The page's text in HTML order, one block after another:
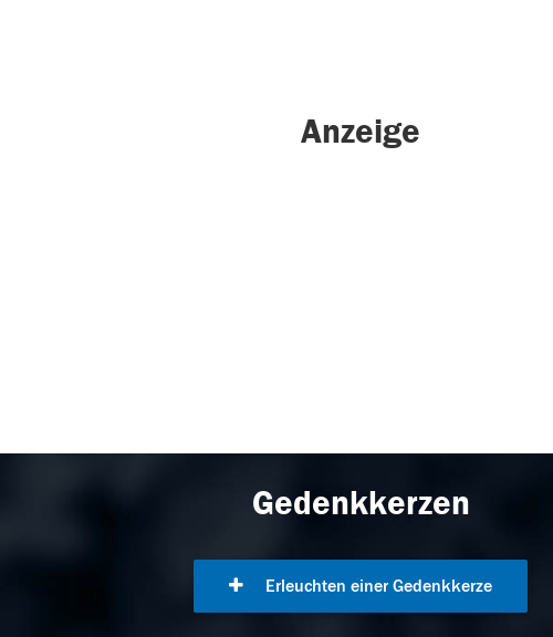
Anzeige
Gedenkkerzen
Erleuchten einer Gedenkkerze